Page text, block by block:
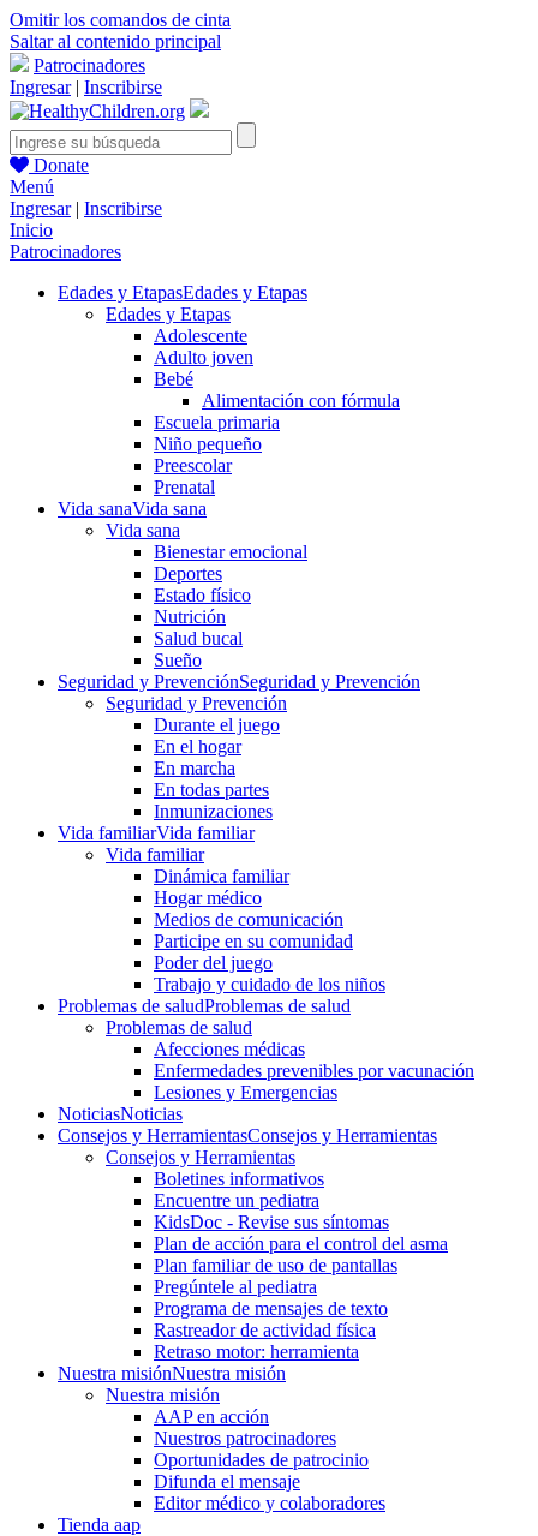
Omitir los comandos de cinta
Saltar al contenido principal
Patrocinadores
Ingresar| Inscribirse
Donate
Menú
Ingresar| Inscribirse
Inicio
Patrocinadores
Edades y EtapasEdades y Etapas
Edades y Etapas
Adolescente
Adulto joven
Bebé
Alimentación con fórmula
Escuela primaria
Niño pequeño
Preescolar
Prenatal
Vida sanaVida sana
Vida sana
Bienestar emocional
Deportes
Estado físico
Nutrición
Salud bucal
Sueño
Seguridad y PrevenciónSeguridad y Prevención
Seguridad y Prevención
Durante el juego
En el hogar
En marcha
En todas partes
Inmunizaciones
Vida familiarVida familiar
Vida familiar
Dinámica familiar
Hogar médico
Medios de comunicación
Participe en su comunidad
Poder del juego
Trabajo y cuidado de los niños
Problemas de saludProblemas de salud
Problemas de salud
Afecciones médicas
Enfermedades prevenibles por vacunación
Lesiones y Emergencias
NoticiasNoticias
Consejos y HerramientasConsejos y Herramientas
Consejos y Herramientas
Boletines informativos
Encuentre un pediatra
KidsDoc - Revise sus síntomas
Plan de acción para el control del asma
Plan familiar de uso de pantallas
Pregúntele al pediatra
Programa de mensajes de texto
Rastre​​ador de activida​d física
Retraso motor: herramienta
Nuestra misiónNuestra misión
Nuestra misión
AAP en acción
Nuestros patrocinadores
Oportunidades de patrocinio
Difunda el mensaje
Editor médico y colaboradores
Tienda aap